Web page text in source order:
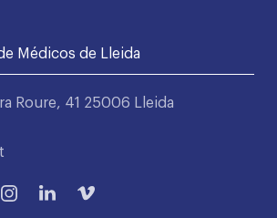
Médicos de Lleida
Roure, 41 25006 Lleida